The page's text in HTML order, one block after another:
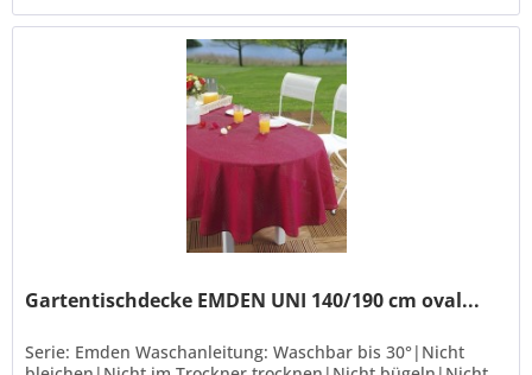
Gartentischdecke EMDEN UNI 140/190 cm oval...
Serie: Emden Waschanleitung: Waschbar bis 30°|Nicht